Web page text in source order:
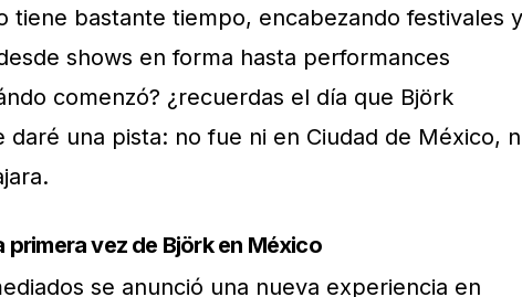
tiene bastante tiempo, encabezando festivales y
shows en forma hasta performances
comenzó? ¿recuerdas el día que Björk
daré una pista: no fue ni en Ciudad de México,
primera vez de Björk en México
se anunció una nueva experiencia en